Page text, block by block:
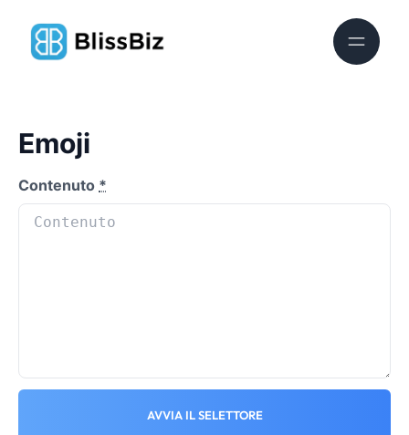
Emoji
Contenuto *
AVVIA IL SELETTORE